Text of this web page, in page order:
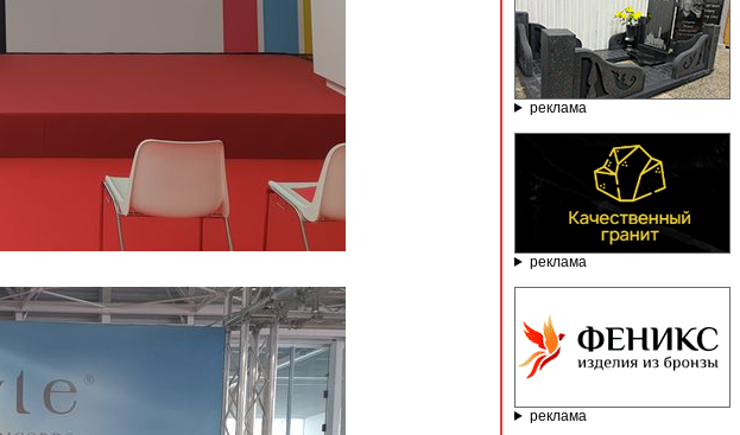
реклама
реклама
реклама